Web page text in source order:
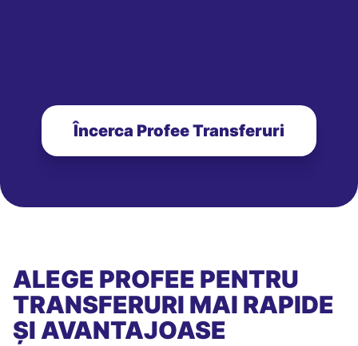
Încerca Profee Transferuri
ALEGE PROFEE PENTRU
TRANSFERURI MAI RAPIDE
ȘI AVANTAJOASE